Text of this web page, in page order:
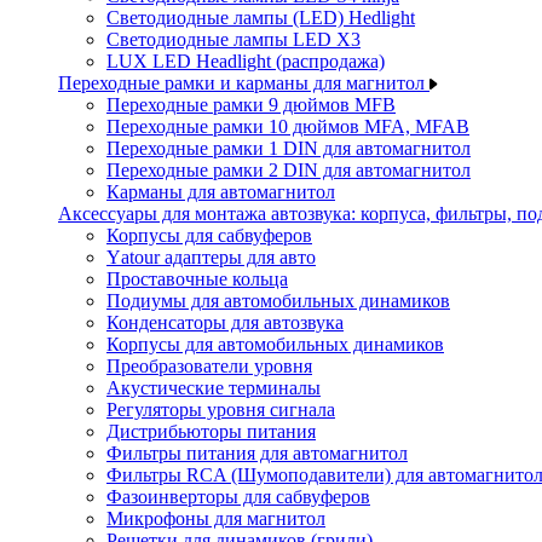
Светодиодные лампы (LED) Hedlight
Светодиодные лампы LED X3
LUX LED Headlight (распродажа)
Переходные рамки и карманы для магнитол
Переходные рамки 9 дюймов MFB
Переходные рамки 10 дюймов MFA, MFAB
Переходные рамки 1 DIN для автомагнитол
Переходные рамки 2 DIN для автомагнитол
Карманы для автомагнитол
Аксессуары для монтажа автозвука: корпуса, фильтры,
Корпусы для сабвуферов
Yаtour адаптеры для авто
Проставочные кольца
Подиумы для автомобильных динамиков
Конденсаторы для автозвука
Корпусы для автомобильных динамиков
Преобразователи уровня
Акустические терминалы
Регуляторы уровня сигнала
Дистрибьюторы питания
Фильтры питания для автомагнитол
Фильтры RCA (Шумоподавители) для автомагнитол
Фазоинверторы для сабвуферов
Микрофоны для магнитол